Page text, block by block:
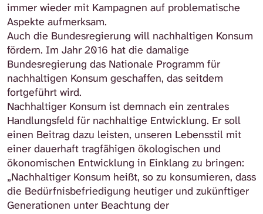
immer wieder mit Kampagnen auf problematische
Aspekte aufmerksam.
Auch die Bundesregierung will nachhaltigen Konsum
fördern. Im Jahr 2016 hat die damalige
Bundesregierung das Nationale Programm für
nachhaltigen Konsum geschaffen, das seitdem
fortgeführt wird.
Nachhaltiger Konsum ist demnach ein zentrales
Handlungsfeld für nachhaltige Entwicklung. Er soll
einen Beitrag dazu leisten, unseren Lebensstil mit
einer dauerhaft tragfähigen ökologischen und
ökonomischen Entwicklung in Einklang zu bringen:
„Nachhaltiger Konsum heißt, so zu konsumieren, dass
die Bedürfnisbefriedigung heutiger und zukünftiger
Generationen unter Beachtung der